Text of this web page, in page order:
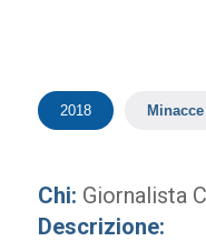
2018
Chi: Giornalista
Descrizione: